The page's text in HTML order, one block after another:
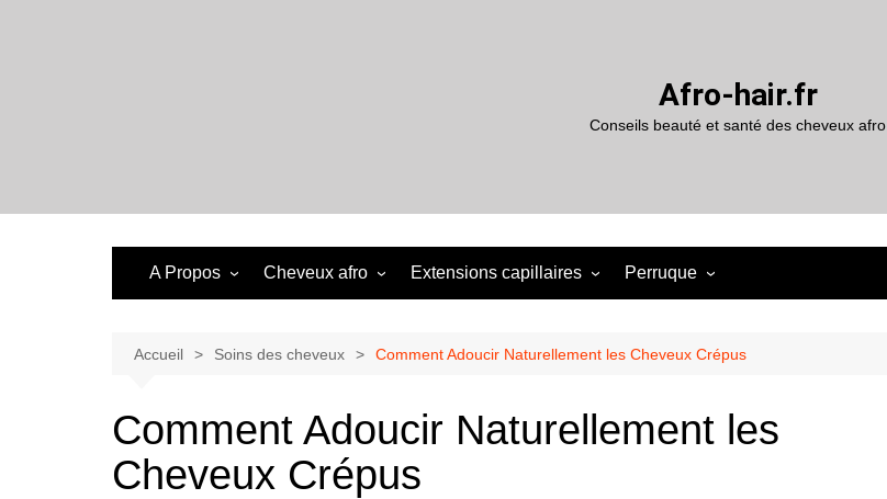
Afro-hair.fr
Conseils beauté et santé des cheveux afro
A Propos Cheveux afro Extensions capillaires Perruque
Accueil Soins des cheveux Comment Adoucir Naturellement les Cheveux Crépus
Comment Adoucir Naturellement les
Cheveux Crépus